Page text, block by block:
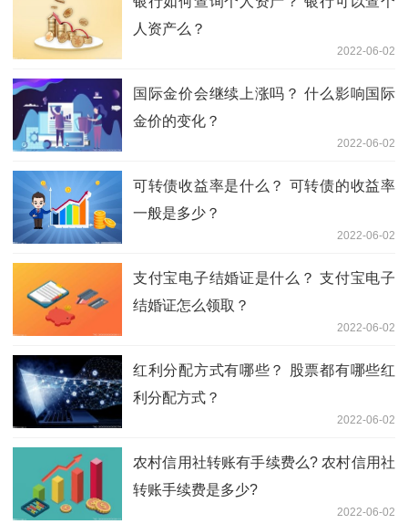
人资产么？
2022-06-02
国际金价会继续上涨吗？ 什么影响国际
金价的变化？
2022-06-02
可转债收益率是什么？ 可转债的收益率
一般是多少？
2022-06-02
支付宝电子结婚证是什么？ 支付宝电子
结婚证怎么领取？
2022-06-02
红利分配方式有哪些？ 股票都有哪些红
利分配方式？
2022-06-02
农村信用社转账有手续费么? 农村信用社
转账手续费是多少?
2022-06-02